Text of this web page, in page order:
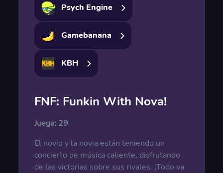
Psych Engine
Gamebanana
KBH
FNF: Funkin With Nova!
Juega: 29
El novio y la novia están teniendo un
concierto de música caliente, disfrutando
de las victorias sobre sus rivales. ¡Todo va